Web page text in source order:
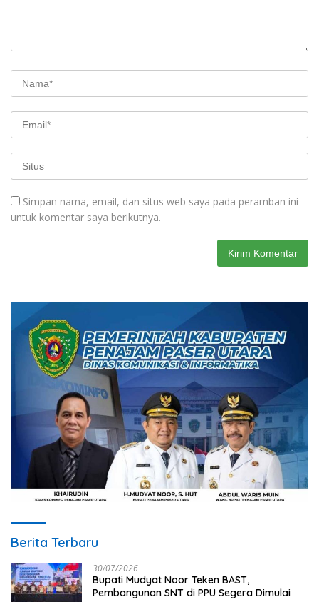
Simpan nama, email, dan situs web saya pada peramban ini
untuk komentar saya berikutnya.
Berita Terbaru
30/07/2026
Bupati Mudyat Noor Teken BAST,
Pembangunan SNT di PPU Segera Dimulai